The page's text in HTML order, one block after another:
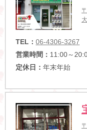
TEL： 06-4306-3267
営業時間： 11:00～
定休日： 年末年始